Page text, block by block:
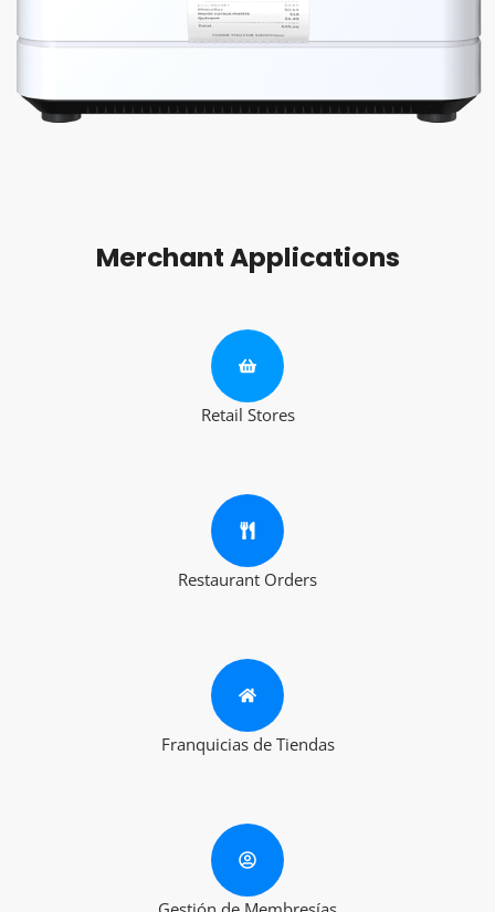
Merchant Applications
Retail Stores
Restaurant Orders
Franquicias de Tiendas